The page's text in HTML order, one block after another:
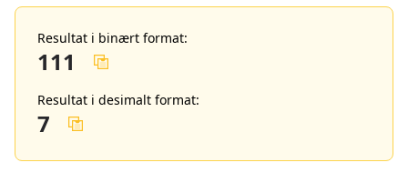
Resultat i binært format:
111
Resultat i desimalt format:
7